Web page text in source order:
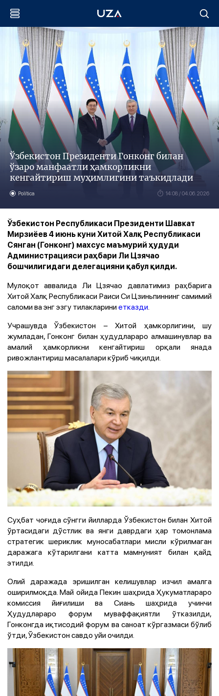
Ўзбекистон Президенти Гонконг билан
ўзаро манфаатли ҳамкорликни
кенгайтириш муҳимлигини таъкидлади
Política 14:08 / 04.06.2026
Ўзбекистон Республикаси Президенти Шавкат
Мирзиёев 4 июнь куни Хитой Халқ Республикаси
Сянган (Гонконг) махсус маъмурий ҳудуди
Администрацияси раҳбари Ли Цзячао
бошчилигидаги делегацияни қабул қилди.
Мулоқот аввалида Ли Цзячао давлатимиз раҳбарига
Хитой Халқ Республикаси Раиси Си Цзиньпиннинг самимий
саломи ва энг эзгу тилаклариниетказди.
Учрашувда Ўзбекистон – Хитой ҳамкорлигини, шу
жумладан, Гонконг билан ҳудудлараро алмашинувлар ва
амалий ҳамкорликни кенгайтириш орқали янада
ривожлантириш масалалари кўриб чиқилди.
Суҳбат чоғида сўнгги йилларда Ўзбекистон билан Хитой
ўртасидаги дўстлик ва янги даврдаги ҳар томонлама
стратегик шериклик муносабатлари мисли кўрилмаган
даражага кўтарилгани катта мамнуният билан қайд
этилди.
Олий даражада эришилган келишувлар изчил амалга
оширилмоқда. Май ойида Пекин шаҳрида Ҳукуматлараро
комиссия йиғилиши ва Сиань шаҳрида учинчи
Ҳудудлараро форум муваффақиятли ўтказилди,
Гонконгда иқтисодий форум ва саноат кўргазмаси бўлиб
ўтди, Ўзбекистон савдо уйи очилди.